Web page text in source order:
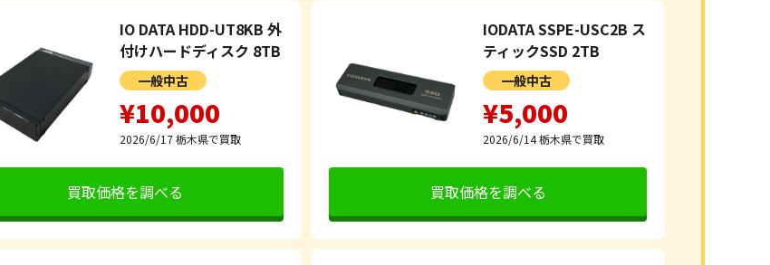
IO DATA HDD-UT8KB 外
付けハードディスク 8TB
一般中古
¥10,000
2026/6/17栃木県で買取
買取価格を調べる
IODATA SSPE-USC2B ス
ティックSSD 2TB
一般中古
¥5,000
2026/6/14栃木県で買取
買取価格を調べる